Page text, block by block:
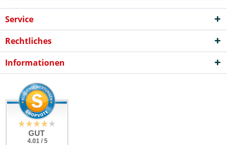
Service
Rechtliches
Informationen
GUT
4.01 / 5